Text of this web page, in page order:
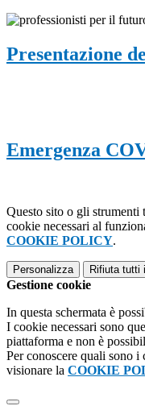
Presentazione
Emergenza
Questo sito o gli strumenti
cookie necessari al
COOKIE POLICY.
Personalizza Rifiuta tutti
Gestione cookie
In questa schermata è
I cookie necessari sono
piattaforma e non è
Per conoscere quali sono i
visionare la COOKIE